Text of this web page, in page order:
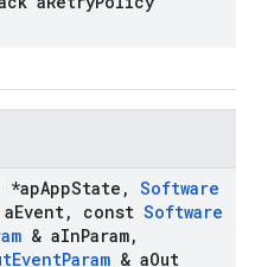
*apAppState , Software
aEvent, const Software
& aInParam,
EventParam & aOut